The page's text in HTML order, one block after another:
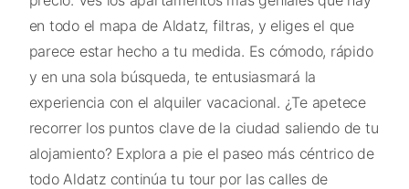
en todo el mapa de Aldatz, filtras, y eliges el que
parece estar hecho a tu medida. Es cómodo, rápido
y en una sola búsqueda, te entusiasmará la
experiencia con el alquiler vacacional. ¿Te apetece
recorrer los puntos clave de la ciudad saliendo de tu
alojamiento? Explora a pie el paseo más céntrico de
todo Aldatz continúa tu tour por las calles de